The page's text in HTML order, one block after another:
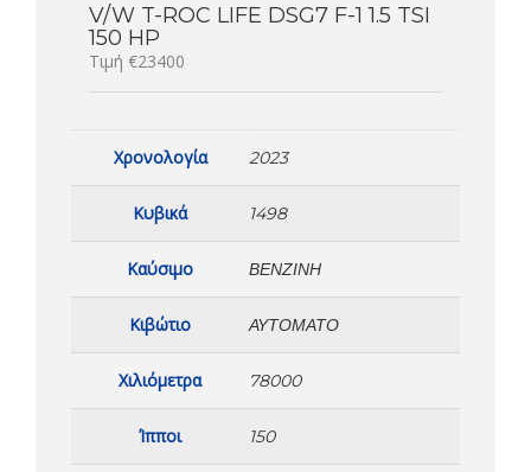
V/W T-ROC LIFE DSG7 F-1 1.5 TSI
150 HP
Τιμή €23400
Χρονολογία 2023
Κυβικά 1498
Καύσιμο ΒΕΝΖΊΝΗ
Κιβώτιο ΑΥΤΌΜΑΤΟ
Χιλιόμετρα 78000
Ίπποι 150